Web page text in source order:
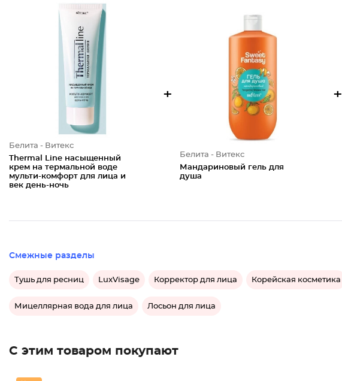
Белита - Витекс
Thermal Line насыщенный
крем на термальной воде
мульти-комфорт для лица и
век день-ночь
+
Белита - Витекс
Мандариновый гель для
душа
+
Смежные разделы
Тушь для ресниц LuxVisage Корректор для лица Корейская косметика
Мицеллярная вода для лица Лосьон для лица
С этим товаром покупают